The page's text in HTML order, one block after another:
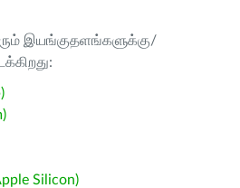
இயங்குதளங்களுக்கு/
Silicon)